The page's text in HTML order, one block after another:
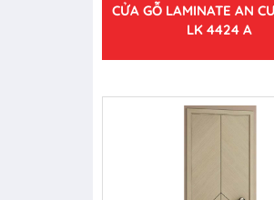
CỬA GỖ LAMINATE AN
LK 4424 A